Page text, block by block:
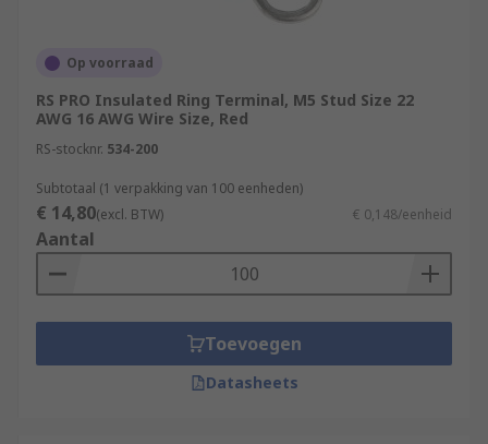
Op voorraad
RS PRO Insulated Ring Terminal, M5 Stud Size 22
AWG 16 AWG Wire Size, Red
RS-stocknr. 534-200
Subtotaal (1 verpakking van 100 eenheden)
€ 14,80(excl. BTW) € 0,148/eenheid
Aantal
Toevoegen
Datasheets